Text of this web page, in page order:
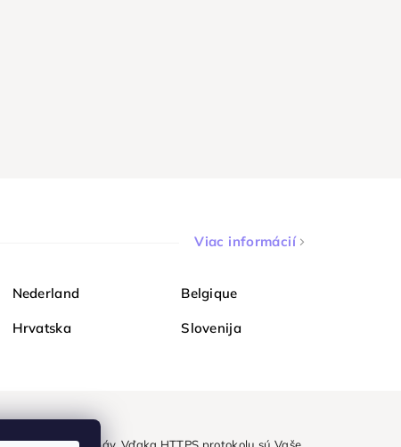
Viac informácií
Nederland Belgique
Hrvatska Slovenija